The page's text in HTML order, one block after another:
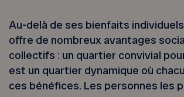
Au-delà de ses bienfaits
offre de nombreux avantages
collectifs : un quartier convivial
est un quartier dynamique où
ces bénéfices. Les personnes les